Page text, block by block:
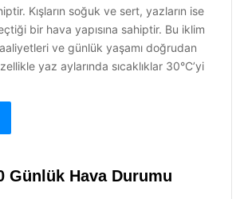
Kışların soğuk ve sert, yazların ise
bir hava yapısına sahiptir. Bu iklim
ve günlük yaşamı doğrudan
yaz aylarında sıcaklıklar 30°C’yi
Günlük Hava Durumu